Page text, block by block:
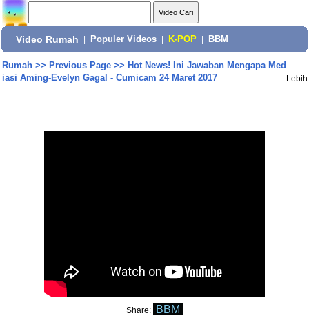
Video Rumah Populer Videos K-POP BBM
Rumah>> Previous Page>> Hot News! Ini Jawaban Mengapa Med
iasi Aming-Evelyn Gagal - Cumicam 24 Maret 2017
Lebih
Share: BBM